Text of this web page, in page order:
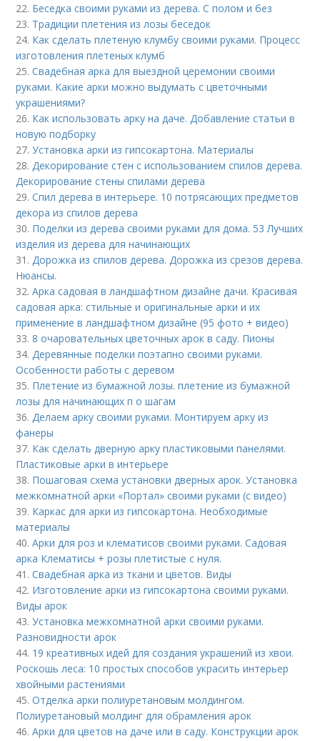
22. Беседка своими руками из дерева. С полом и без
23. Традиции плетения из лозы беседок
24. Как сделать плетеную клумбу своими руками. Процесс
изготовления плетеных клумб
25.Свадебная арка для выездной церемонии своими
руками. Какие арки можно выдумать с цветочными
украшениями?
26. Как использовать арку на даче. Добавление статьи в
новую подборку
27.Установка арки из гипсокартона. Материалы
28. Декорирование стен с использованием спилов дерева.
Декорирование стены спилами дерева
29.Спил дерева в интерьере. 10 потрясающих предметов
декора из спилов дерева
30. Поделки из дерева своими руками для дома. 53 Лучших
изделия из дерева для начинающих
31. Дорожка из спилов дерева. Дорожка из срезов дерева.
Нюансы.
32.Арка садовая в ландшафтном дизайне дачи. Красивая
садовая арка: стильные и оригинальные арки и их
применение в ландшафтном дизайне (95 фото + видео)
33.8 очаровательных цветочных арок в саду. Пионы
34. Деревянные поделки поэтапно своими руками.
Особенности работы с деревом
35. Плетение из бумажной лозы. плетение из бумажной
лозы для начинающих п о шагам
36. Делаем арку своими руками. Монтируем арку из
фанеры
37. Как сделать дверную арку пластиковыми панелями.
Пластиковые арки в интерьере
38. Пошаговая схема установки дверных арок. Установка
межкомнатной арки «Портал» своими руками (с видео)
39. Каркас для арки из гипсокартона. Необходимые
материалы
40.Арки для роз и клематисов своими руками. Садовая
арка Клематисы + розы плетистые с нуля.
41.Свадебная арка из ткани и цветов. Виды
42. Изготовление арки из гипсокартона своими руками.
Виды арок
43.Установка межкомнатной арки своими руками.
Разновидности арок
44. 19 креативных идей для создания украшений из хвои.
Роскошь леса: 10 простых способов украсить интерьер
хвойными растениями
45.Отделка арки полиуретановым молдингом.
Полиуретановый молдинг для обрамления арок
46.Арки для цветов на даче или в саду. Конструкции арок